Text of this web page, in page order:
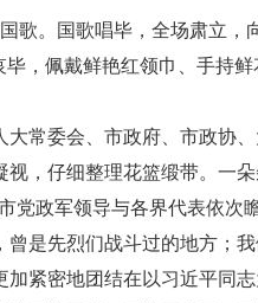
歌。国歌唱毕，全场肃立，
，佩戴鲜艳红领巾、手持
常委会、市政府、市政协
，仔细整理花篮缎带。一
政军领导与各界代表依次
是先烈们战斗过的地方；
紧密地团结在以习近平同